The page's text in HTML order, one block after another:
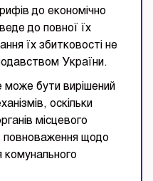
до економічно
до повної їх
їх збитковості не
України.
може бути вирішений
оскільки
місцевого
повноваження щодо
комунального